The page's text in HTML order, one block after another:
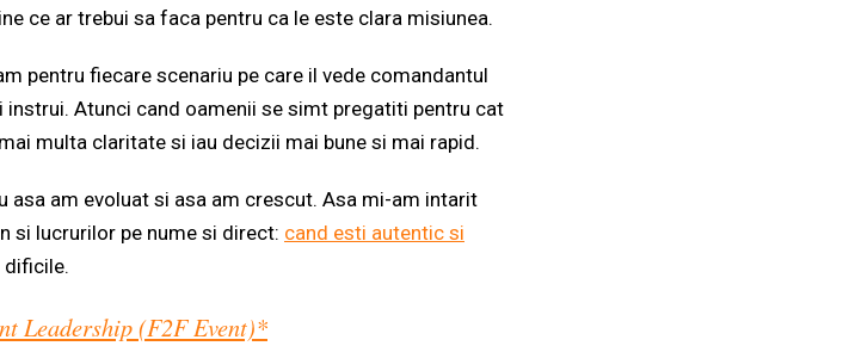
ce ar trebui sa faca pentru ca le este clara misiunea.
pentru fiecare scenariu pe care il vede comandantul
Atunci cand oamenii se simt pregatiti pentru cat
multa claritate si iau decizii mai bune si mai rapid.
asa am evoluat si asa am crescut. Asa mi-am intarit
si lucrurilor pe nume si direct: cand esti autentic si
dificile.
Leadership (F2F Event)*